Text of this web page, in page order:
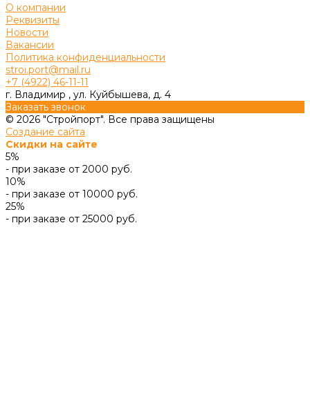
О компании
Реквизиты
Новости
Вакансии
Политика конфиденциальности
stroi.port@mail.ru
+7 (4922) 46-11-11
г. Владимир , ул. Куйбышева, д. 4
Заказать звонок
© 2026 "Стройпорт". Все права защищены
Создание сайта
Скидки на сайте
5%
- при заказе от 2000 руб.
10%
- при заказе от 10000 руб.
25%
- при заказе от 25000 руб.